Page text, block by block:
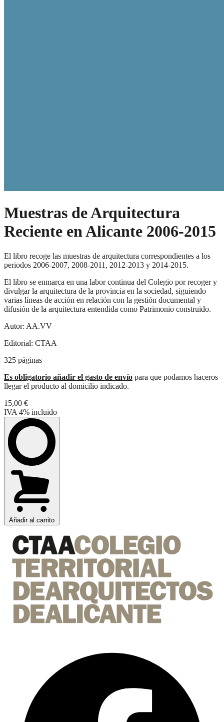
Muestras de Arquitectura
Reciente en Alicante 2006-2015
El libro recoge las muestras de arquitectura correspondientes a los
periodos 2006-2007, 2008-2011, 2012-2013 y 2014-2015.
El libro se enmarca en una labor continua del Colegio por recoger y
divulgar la arquitectura de la provincia en la sociedad, siguiendo
varias líneas de acción en relación con la gestión documental y
difusión de la arquitectura entendida como Patrimonio construido.
Autor: AA.VV
Editorial: CTAA
325 páginas
Es obligatorio añadir el gasto de envío para que podamos haceros
llegar el producto al domicilio indicado.
15,00 €
IVA 4% incluido
Añadir al carrito